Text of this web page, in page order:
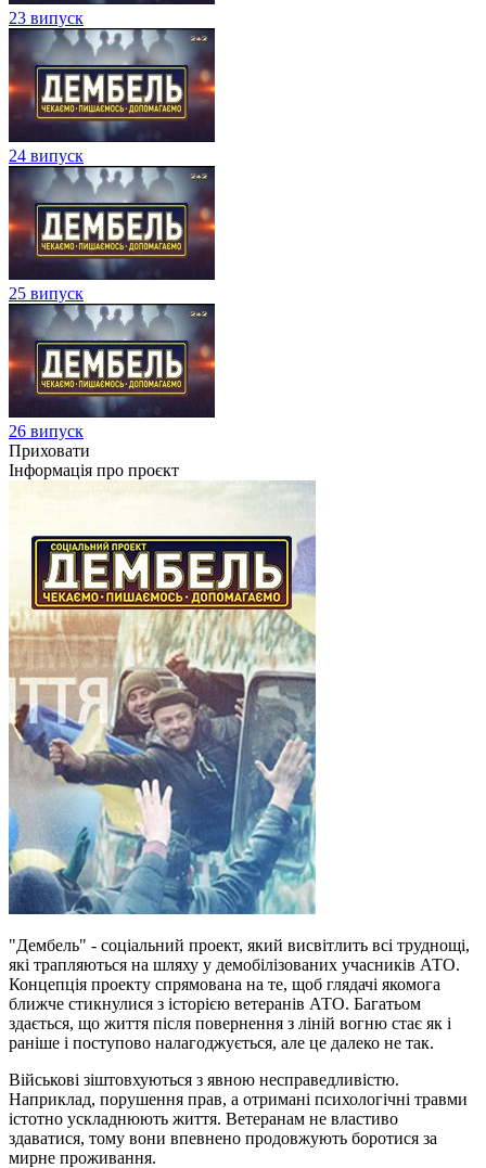
23 випуск
24 випуск
25 випуск
26 випуск
Приховати
Інформація про проєкт
"Дембель" - соціальний проект, який висвітлить всі труднощі,
які трапляються на шляху у демобілізованих учасників АТО.
Концепція проекту спрямована на те, щоб глядачі якомога
ближче стикнулися з історією ветеранів АТО. Багатьом
здається, що життя після повернення з ліній вогню стає як і
раніше і поступово налагоджується, але це далеко не так.
Військові зіштовхуються з явною несправедливістю.
Наприклад, порушення прав, а отримані психологічні травми
істотно ускладнюють життя. Ветеранам не властиво
здаватися, тому вони впевнено продовжують боротися за
мирне проживання.